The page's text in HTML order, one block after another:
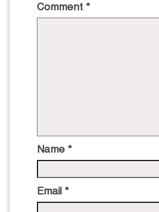
Comment *
Name *
Email *